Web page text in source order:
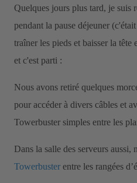
Quelques jours plus tard, je suis
pendant la pause déjeuner
traîner les pieds et baisser la
et c'est parti :
Nous avons retiré quelques
pour accéder à divers câbles et
Towerbuster simples entre les
Dans la salle des serveurs aussi,
Towerbuster entre les rangées